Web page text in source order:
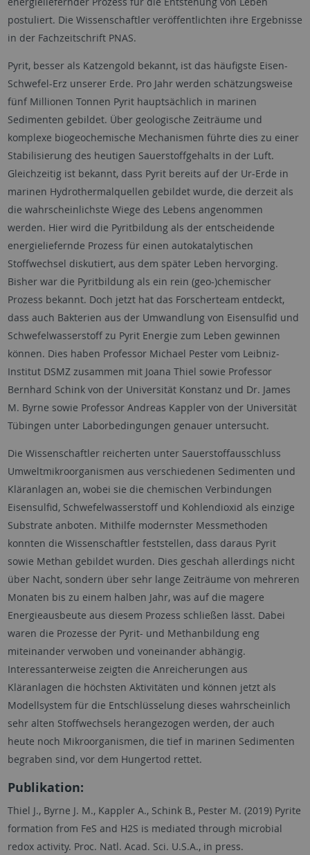
postuliert. Die Wissenschaftler veröffentlichten ihre Ergebnisse
in der Fachzeitschrift PNAS.
Pyrit, besser als Katzengold bekannt, ist das häufigste Eisen-
Schwefel-Erz unserer Erde. Pro Jahr werden schätzungsweise
fünf Millionen Tonnen Pyrit hauptsächlich in marinen
Sedimenten gebildet. Über geologische Zeiträume und
komplexe biogeochemische Mechanismen führte dies zu einer
Stabilisierung des heutigen Sauerstoffgehalts in der Luft.
Gleichzeitig ist bekannt, dass Pyrit bereits auf der Ur-Erde in
marinen Hydrothermalquellen gebildet wurde, die derzeit als
die wahrscheinlichste Wiege des Lebens angenommen
werden. Hier wird die Pyritbildung als der entscheidende
energieliefernde Prozess für einen autokatalytischen
Stoffwechsel diskutiert, aus dem später Leben hervorging.
Bisher war die Pyritbildung als ein rein (geo-)chemischer
Prozess bekannt. Doch jetzt hat das Forscherteam entdeckt,
dass auch Bakterien aus der Umwandlung von Eisensulfid und
Schwefelwasserstoff zu Pyrit Energie zum Leben gewinnen
können. Dies haben Professor Michael Pester vom Leibniz-
Institut DSMZ zusammen mit Joana Thiel sowie Professor
Bernhard Schink von der Universität Konstanz und Dr. James
M. Byrne sowie Professor Andreas Kappler von der Universität
Tübingen unter Laborbedingungen genauer untersucht.
Die Wissenschaftler reicherten unter Sauerstoffausschluss
Umweltmikroorganismen aus verschiedenen Sedimenten und
Kläranlagen an, wobei sie die chemischen Verbindungen
Eisensulfid, Schwefelwasserstoff und Kohlendioxid als einzige
Substrate anboten. Mithilfe modernster Messmethoden
konnten die Wissenschaftler feststellen, dass daraus Pyrit
sowie Methan gebildet wurden. Dies geschah allerdings nicht
über Nacht, sondern über sehr lange Zeiträume von mehreren
Monaten bis zu einem halben Jahr, was auf die magere
Energieausbeute aus diesem Prozess schließen lässt. Dabei
waren die Prozesse der Pyrit- und Methanbildung eng
miteinander verwoben und voneinander abhängig.
Interessanterweise zeigten die Anreicherungen aus
Kläranlagen die höchsten Aktivitäten und können jetzt als
Modellsystem für die Entschlüsselung dieses wahrscheinlich
sehr alten Stoffwechsels herangezogen werden, der auch
heute noch Mikroorganismen, die tief in marinen Sedimenten
begraben sind, vor dem Hungertod rettet.
Publikation:
Thiel J., Byrne J. M., Kappler A., Schink B., Pester M. (2019) Pyrite
formation from FeS and H2S is mediated through microbial
redox activity. Proc. Natl. Acad. Sci. U.S.A., in press.